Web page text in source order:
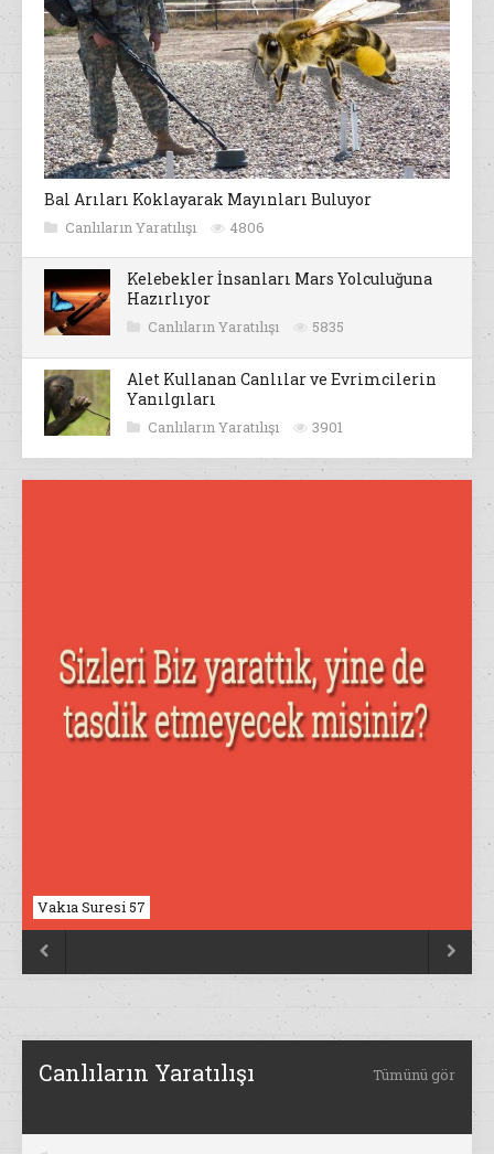
Bal Arıları Koklayarak Mayınları Buluyor
Canlıların Yaratılışı 4806
Kelebekler İnsanları Mars Yolculuğuna
Hazırlıyor
Canlıların Yaratılışı 5835
Alet Kullanan Canlılar ve Evrimcilerin
Yanılgıları
Canlıların Yaratılışı 3901
Vakıa Suresi 57
Nahl Suresi 17
 
Canlıların Yaratılışı Tümünü gör